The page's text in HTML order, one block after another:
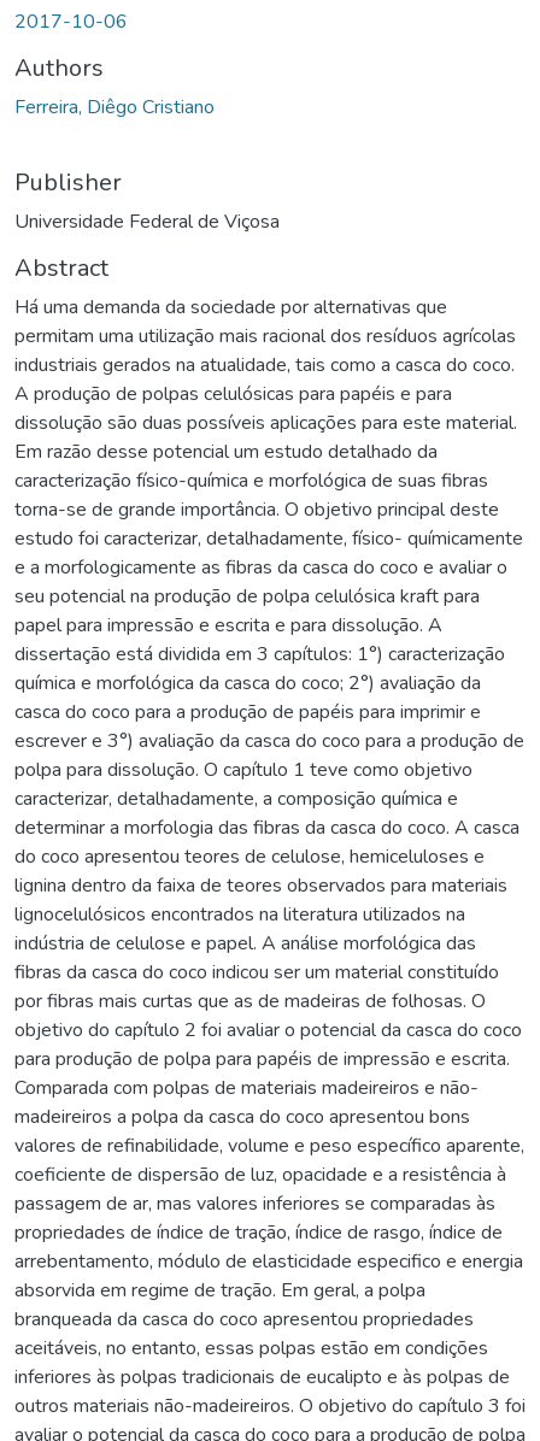
2017-10-06
Authors
Ferreira, Diêgo Cristiano
Publisher
Universidade Federal de Viçosa
Abstract
Há uma demanda da sociedade por alternativas que
permitam uma utilização mais racional dos resíduos agrícolas
industriais gerados na atualidade, tais como a casca do coco.
A produção de polpas celulósicas para papéis e para
dissolução são duas possíveis aplicações para este material.
Em razão desse potencial um estudo detalhado da
caracterização físico-química e morfológica de suas fibras
torna-se de grande importância. O objetivo principal deste
estudo foi caracterizar, detalhadamente, físico- químicamente
e a morfologicamente as fibras da casca do coco e avaliar o
seu potencial na produção de polpa celulósica kraft para
papel para impressão e escrita e para dissolução. A
dissertação está dividida em 3 capítulos: 1°) caracterização
química e morfológica da casca do coco; 2°) avaliação da
casca do coco para a produção de papéis para imprimir e
escrever e 3°) avaliação da casca do coco para a produção de
polpa para dissolução. O capítulo 1 teve como objetivo
caracterizar, detalhadamente, a composição química e
determinar a morfologia das fibras da casca do coco. A casca
do coco apresentou teores de celulose, hemiceluloses e
lignina dentro da faixa de teores observados para materiais
lignocelulósicos encontrados na literatura utilizados na
indústria de celulose e papel. A análise morfológica das
fibras da casca do coco indicou ser um material constituído
por fibras mais curtas que as de madeiras de folhosas. O
objetivo do capítulo 2 foi avaliar o potencial da casca do coco
para produção de polpa para papéis de impressão e escrita.
Comparada com polpas de materiais madeireiros e não-
madeireiros a polpa da casca do coco apresentou bons
valores de refinabilidade, volume e peso específico aparente,
coeficiente de dispersão de luz, opacidade e a resistência à
passagem de ar, mas valores inferiores se comparadas às
propriedades de índice de tração, índice de rasgo, índice de
arrebentamento, módulo de elasticidade especifico e energia
absorvida em regime de tração. Em geral, a polpa
branqueada da casca do coco apresentou propriedades
aceitáveis, no entanto, essas polpas estão em condições
inferiores às polpas tradicionais de eucalipto e às polpas de
outros materiais não-madeireiros. O objetivo do capítulo 3 foi
avaliar o potencial da casca do coco para a produção de polpa